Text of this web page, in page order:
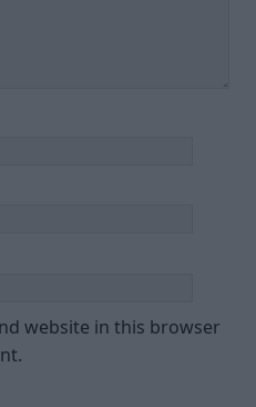
website in this browser